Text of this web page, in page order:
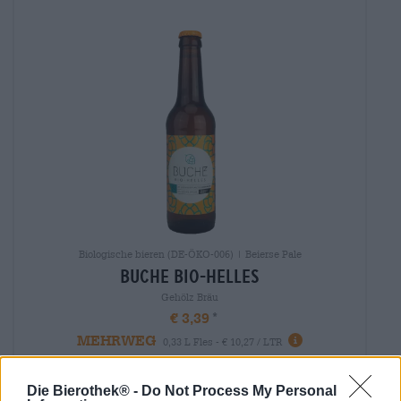
Die Bierothek® - Do Not Process My Personal
Biologische bieren (DE-ÖKO-006) | Beierse Pale
buche bio-helles
Gehölz Bräu
€ 3,39
MEHRWEG
0,33 L Fles - € 10,27 / LTR